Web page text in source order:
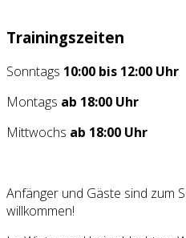
Trainingszeiten
Sonntags 10:00 bis 12:00 Uhr
Montags ab 18:00 Uhr
Mittwochs ab 18:00 Uhr
Anfänger und Gäste sind zum
willkommen!